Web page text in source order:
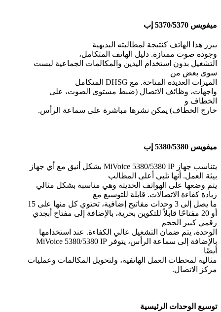
ميفويس 5370/5370 إب
يبرز هذا الهاتف كنتيجة لمطالبته البديهية
وجودة صوت ممتازة. دليل الهاتف المتكامل،
التشغيل بدون استخدام اليدين والمكالمات الجماعية ليست
سوى بعض من
الميزات العديدة المتاحة. مع DHSG المتكامل
واجهات، وظائف الاتصال (ضبط مستوى الصوت، على
الخطاف و
خارج الخطاف) يمكن نشرها مباشرة على سماعة الرأس.
ميفويس 5380/5380 إب
يتناسب جهاز MiVoice 5380/5380 IP بشكل أنيق مع أي جهاز
بيئة العمل. أنها تلبي أعلى المطالب
يتم وضعها على الهواتف الحديثة وهي مناسبة بشكل مثالي
زيادة كفاءة الاتصالات. قابلة للتوسيع مع
ما يصل إلى 3 وحدات مفاتيح إضافية، تحتوي كل منها على 15
أو 20 مفتاحًا قابلاً للتكوين بحرية، بالإضافة إلى مفتاح أبجدي
رقمي كبير الحجم
الوحدة، يتم ضمان التشغيل عالي الكفاءة. عند استخدامها
بالإضافة إلى سماعة الرأس، يتوفر MiVoice 5380/5380 IP
أيضًا
مثالية لمحطات العمل الهاتفية، ولتحويل المكالمات وعمليات
مركز الاتصال.
توسيع الوحدات الرئيسية